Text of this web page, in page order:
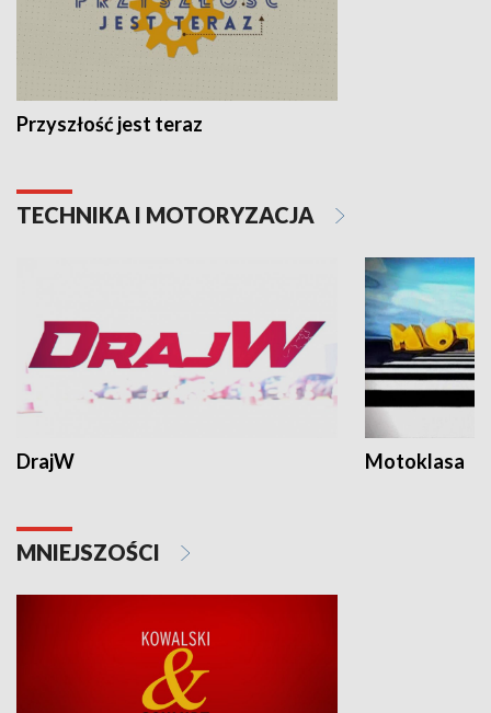
Przyszłość jest teraz
TECHNIKA I MOTORYZACJA
DrajW Motoklasa
MNIEJSZOŚCI